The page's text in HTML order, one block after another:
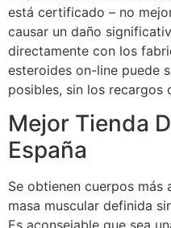
está certificado – no
causar un daño
directamente con los
esteroides on-line puede
posibles, sin los recargos
Mejor Tienda
España
Se obtienen cuerpos más
masa muscular definida